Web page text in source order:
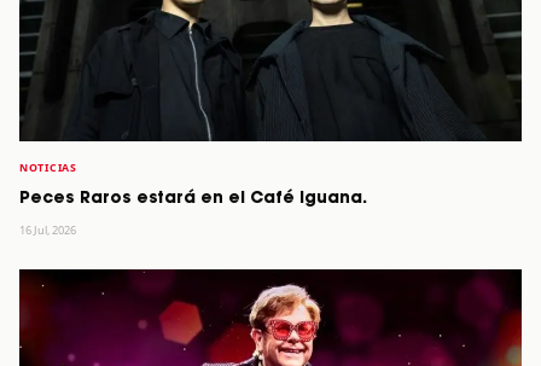
NOTICIAS
Peces Raros estará en el Café Iguana.
16 Jul, 2026